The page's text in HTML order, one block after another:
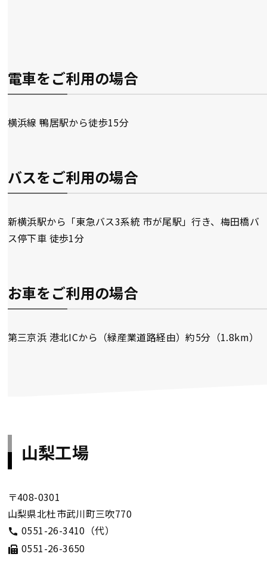
電車をご利用の場合
横浜線 鴨居駅から徒歩15分
バスをご利用の場合
新横浜駅から「東急バス3系統 市が尾駅」行き、梅田橋バ
ス停下車 徒歩1分
お車をご利用の場合
第三京浜 港北ICから（緑産業道路経由）約5分（1.8km）
山梨工場
〒408-0301
山梨県北杜市武川町三吹770
0551-26-3410（代）
0551-26-3650